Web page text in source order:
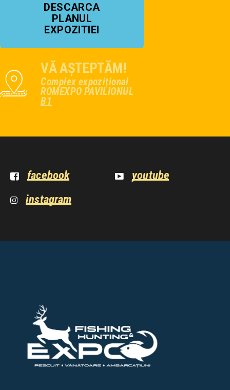
DESCARCA
PLANUL
EXPOZITIEI
VĂ AȘTEPTĂM!
Complex expozițional
ROMEXPO PAVILIONUL
B1
facebook
youtube
instagram